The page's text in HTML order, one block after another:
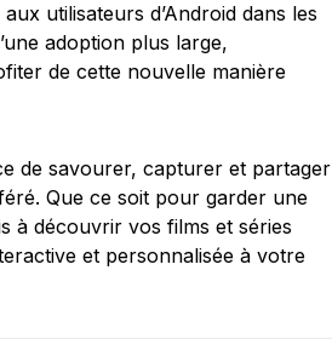
utilisateurs d’Android dans les
adoption plus large,
de cette nouvelle manière
de savourer, capturer et partager
Que ce soit pour garder une
à découvrir vos films et séries
et personnalisée à votre